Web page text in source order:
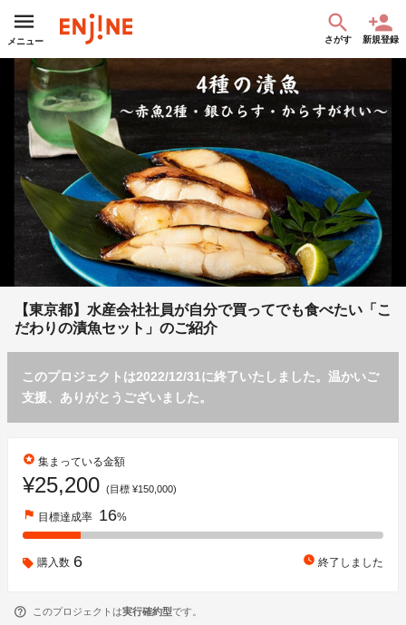
メニュー さがす 新規登録
【東京都】水産会社社員が自分で買ってでも食べたい「こ
だわりの漬魚セット」のご紹介
このプロジェクトは2022/12/31に終了いたしました。温かいご
支援、ありがとうございました。
stars 集まっている金額
¥25,200 (目標 ¥150,000)
flag 目標達成率 16%
購入数 6 watch_later 終了しました
このプロジェクトは実行確約型です。